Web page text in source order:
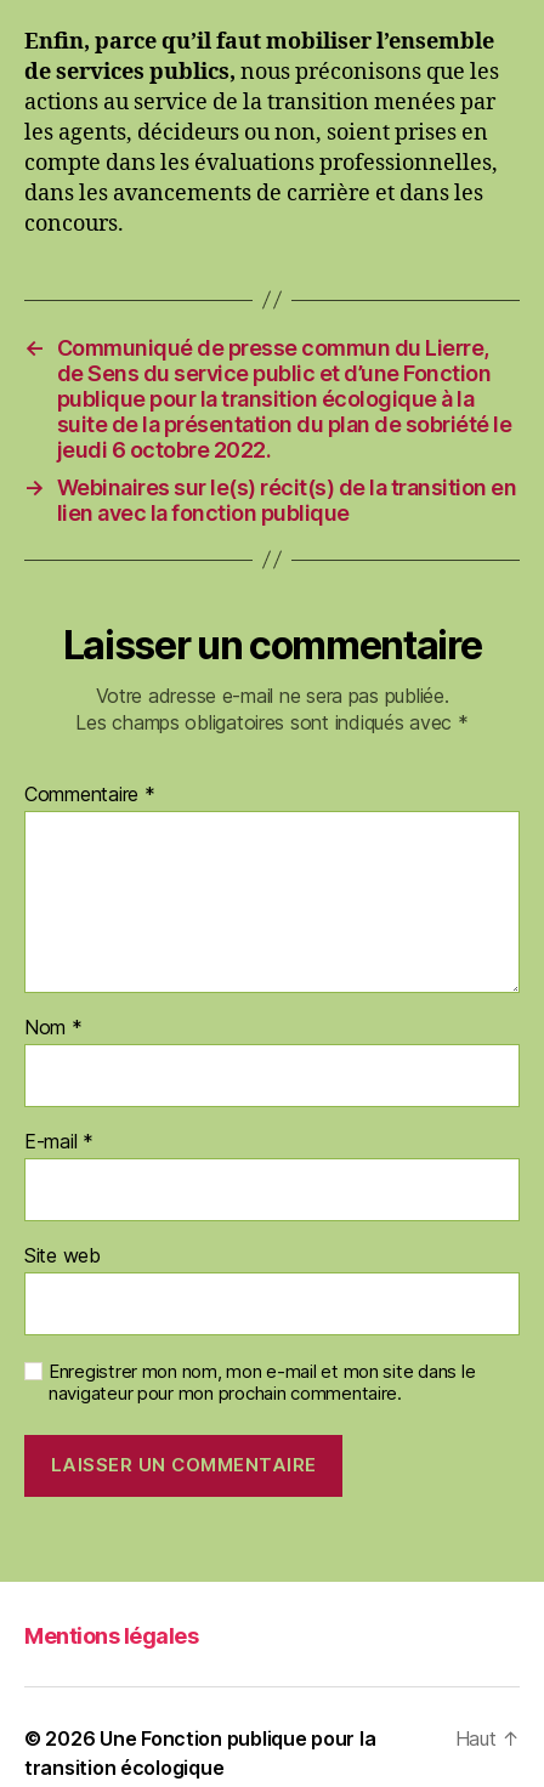
Enfin, parce qu’il faut mobiliser l’ensemble
de services publics, nous préconisons que les
actions au service de la transition menées par
les agents, décideurs ou non, soient prises en
compte dans les évaluations professionnelles,
dans les avancements de carrière et dans les
concours.
←
Communiqué de presse commun du Lierre,
de Sens du service public et d’une Fonction
publique pour la transition écologique à la
suite de la présentation du plan de sobriété le
jeudi 6 octobre 2022.
→ Webinaires sur le(s) récit(s) de la transition en
lien avec la fonction publique
Laisser un commentaire
Votre adresse e-mail ne sera pas publiée.
Les champs obligatoires sont indiqués avec *
Commentaire *
Nom *
E-mail *
Site web
Enregistrer mon nom, mon e-mail et mon site dans le
navigateur pour mon prochain commentaire.
Mentions légales
© 2026 Une Fonction publique pour la
transition écologique
Haut ↑